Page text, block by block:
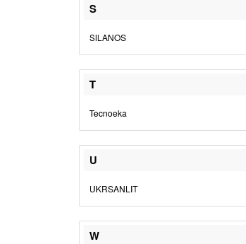
S
SILANOS
T
Tecnoeka
U
UKRSANLIT
W